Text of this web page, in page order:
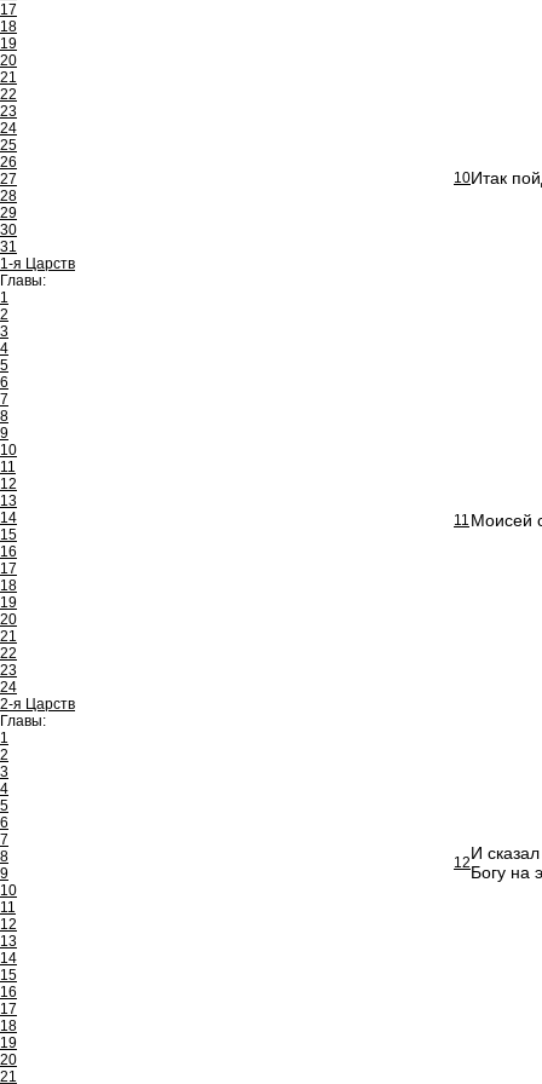
17
18
19
20
21
22
23
24
25
26
27
28
29
30
31
1-я Царств
Главы:
1
2
3
4
5
6
7
8
9
10
11
12
13
14
15
16
17
18
19
20
21
22
23
24
2-я Царств
Главы:
1
2
3
4
5
6
7
8
9
10
11
12
13
14
15
16
17
18
19
20
21
10Итак
11 Моисей
12И
Богу на